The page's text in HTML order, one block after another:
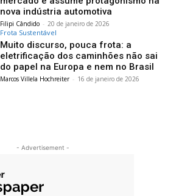
nova indústria automotiva
Filipi Cândido - 20 de janeiro de 2026
Frota Sustentável
Muito discurso, pouca frota: a
eletrificação dos caminhões não sai
do papel na Europa e nem no Brasil
Marcos Villela Hochreiter - 16 de janeiro de 2026
- Advertisement -